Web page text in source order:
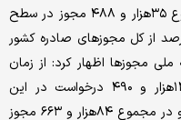
علی محمدی افزود: سال گذشته در مجموع ۳۵‌هزار و ۴۸۸ مجوز در سطح
لرستان صادر شده که معادل ۲.۳درصد از کل مجوزهای صادره کشور
مجوزها اظهار کرد: از زمان
راه‌‌‌اندازی درگاه ملی مجوزها تاکنون، ۱۲۴‌هزار و ۴۹۰ درخواست در این
سامانه برای استان لرستان به ثبت رسیده و در مجموع ۸۴‌هزار و ۶۶۳ مجوز